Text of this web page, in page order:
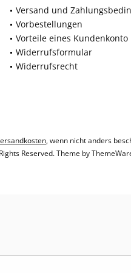
Versand und
Vorbestellungen
Vorteile eines Kundenkonto
Widerrufsformular
Widerrufsrecht
, wenn nicht anders
Reserved. Theme by